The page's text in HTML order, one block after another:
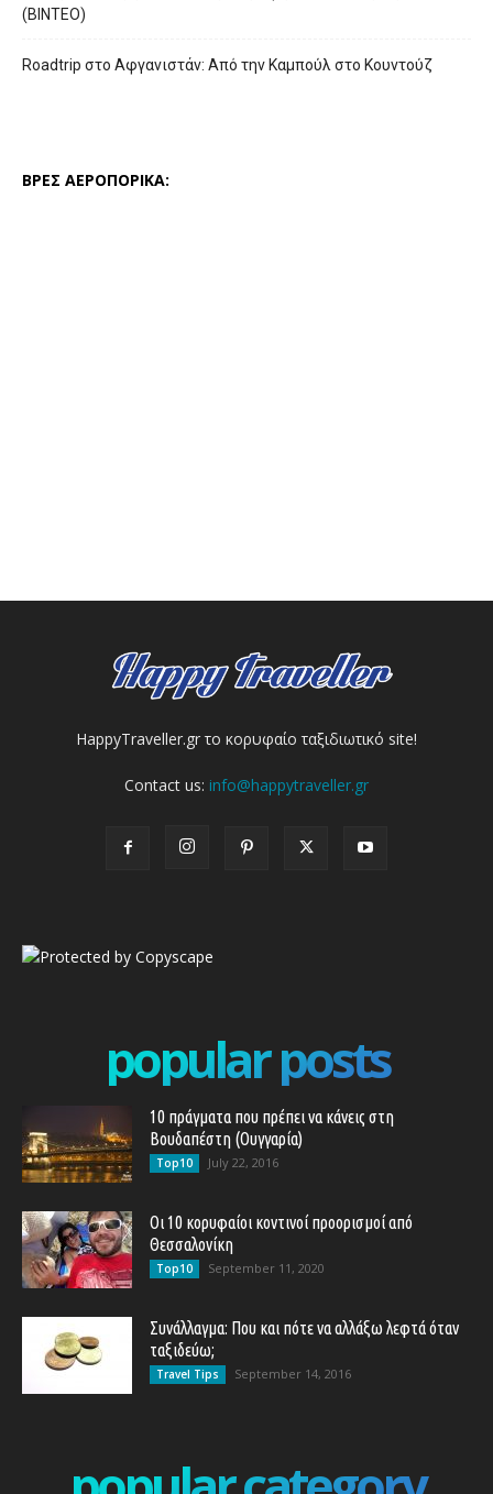
(ΒΙΝΤΕΟ)
Roadtrip στο Αφγανιστάν: Από την Καμπούλ στο Κουντούζ
ΒΡΕΣ ΑΕΡΟΠΟΡΙΚΑ:
HappyTraveller.gr το κορυφαίο ταξιδιωτικό site!
Contact us: info@happytraveller.gr
popular posts
10 πράγματα που πρέπει να κάνεις στη
Βουδαπέστη (Ουγγαρία)
Top10 July 22, 2016
Οι 10 κορυφαίοι κοντινοί προορισμοί από
Θεσσαλονίκη
Top10 September 11, 2020
Συνάλλαγμα: Που και πότε να αλλάξω λεφτά όταν
ταξιδεύω;
Travel Tips September 14, 2016